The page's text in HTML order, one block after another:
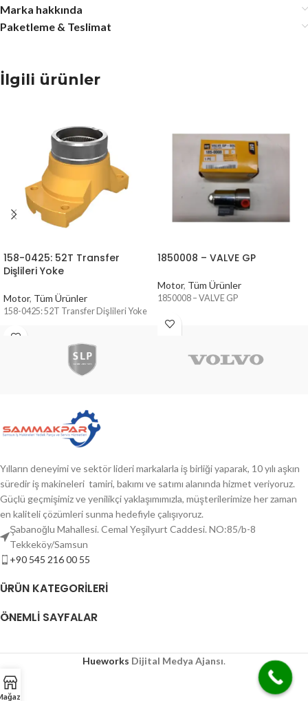
Marka hakkında
Paketleme & Teslimat
İlgili ürünler
158-0425: 52T Transfer
Dişlileri Yoke
Motor, Tüm Ürünler
158-0425: 52T Transfer Dişlileri Yoke
1850008 – VALVE GP
Motor, Tüm Ürünler
1850008 – VALVE GP
Yılların deneyimi ve sektör lideri markalarla iş birliği yaparak, 10 yılı aşkın
süredir iş makineleri tamiri, bakımı ve satımı alanında hizmet veriyoruz.
Güçlü geçmişimiz ve yenilikçi yaklaşımımızla, müşterilerimize her zaman
en kaliteli çözümleri sunma hedefiyle çalışıyoruz.
Şabanoğlu Mahallesi. Cemal Yeşilyurt Caddesi. NO:85/b-8
Tekkeköy/Samsun
+90 545 216 00 55
ÜRÜN KATEGORILERI
ÖNEMLI SAYFALAR
Hueworks Dijital Medya Ajansı.